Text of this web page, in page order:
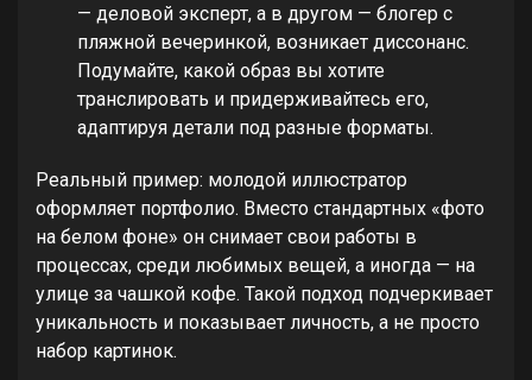
— деловой эксперт, а в другом — блогер с
пляжной вечеринкой, возникает диссонанс.
Подумайте, какой образ вы хотите
транслировать и придерживайтесь его,
адаптируя детали под разные форматы.
Реальный пример: молодой иллюстратор
оформляет портфолио. Вместо стандартных «фото
на белом фоне» он снимает свои работы в
процессах, среди любимых вещей, а иногда — на
улице за чашкой кофе. Такой подход подчеркивает
уникальность и показывает личность, а не просто
набор картинок.